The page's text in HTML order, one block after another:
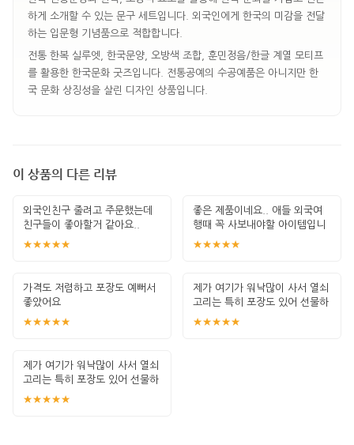
하게 소개할 수 있는 문구 세트입니다. 외국인에게 한국의 미감을 전달
하는 입문형 기념품으로 적합합니다.
전통 한복 실루엣, 한국문양, 오방색 조합, 훈민정음/한글 계열 모티프
를 활용한 한국문화 굿즈입니다. 전통공예의 수공예품은 아니지만 한
국 문화 상징성을 살린 디자인 상품입니다.
이 상품의 다른 리뷰
외국인친구 줄려고 주문했는데
친구들이 좋아할거 같아요..
★★★★★
좋은 제품이네요.. 애들 외국여
행때 꼭 사보내야할 아이템입니
다. 잘 썻습
★★★★★
가격도 저렴하고 포장도 예뻐서
좋았어요
★★★★★
제가 여기가 워낙많이 사서 열쇠
고리는 특히 포장도 있어 선물하
기 좋고 퀄
★★★★★
제가 여기가 워낙많이 사서 열쇠
고리는 특히 포장도 있어 선물하
기 좋고 퀄
★★★★★